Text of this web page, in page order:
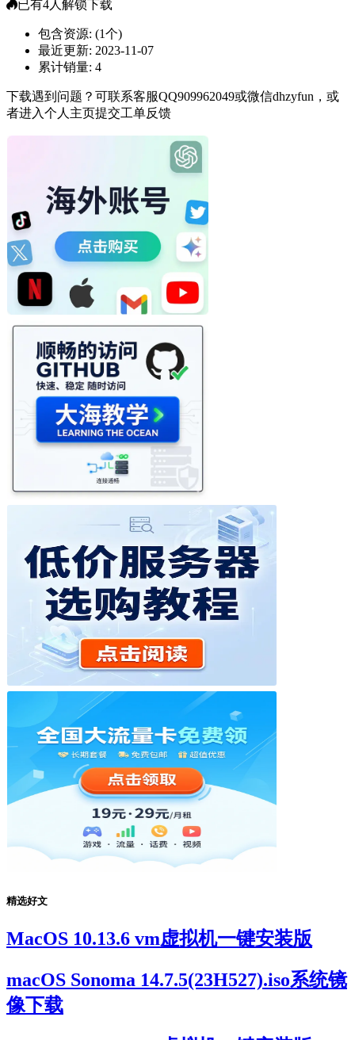
已有4人解锁下载
包含资源: (1个)
最近更新: 2023-11-07
累计销量: 4
下载遇到问题？可联系客服QQ909962049或微信dhzyfun，或
者进入个人主页提交工单反馈
精选好文
MacOS 10.13.6 vm虚拟机一键安装版
macOS Sonoma 14.7.5(23H527).iso系统镜
像下载